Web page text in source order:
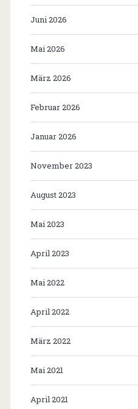
Juni 2026
Mai 2026
März 2026
Februar 2026
Januar 2026
November 2023
August 2023
Mai 2023
April 2023
Mai 2022
April 2022
März 2022
Mai 2021
April 2021